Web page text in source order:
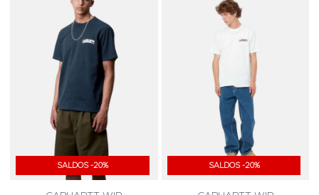
SALDOS -20% SALDOS -20%